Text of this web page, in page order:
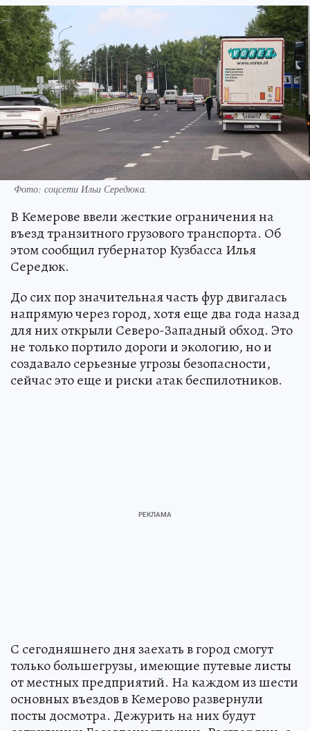
Фото: соцсети Ильи Середюка.
В Кемерове ввели жесткие ограничения на
въезд транзитного грузового транспорта. Об
этом сообщил губернатор Кузбасса Илья
Середюк.
До сих пор значительная часть фур двигалась
напрямую через город, хотя еще два года назад
для них открыли Северо-Западный обход. Это
не только портило дороги и экологию, но и
создавало серьезные угрозы безопасности,
сейчас это еще и риски атак беспилотников.
С сегодняшнего дня заехать в город смогут
только большегрузы, имеющие путевые листы
от местных предприятий. На каждом из шести
основных въездов в Кемерово развернули
посты досмотра. Дежурить на них будут